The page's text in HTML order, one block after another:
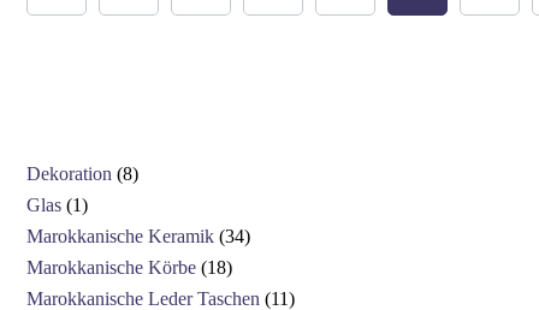
Dekoration
8
Glas 1
Marokkanische Keramik 34
Marokkanische Körbe 18
Marokkanische Leder Taschen
11